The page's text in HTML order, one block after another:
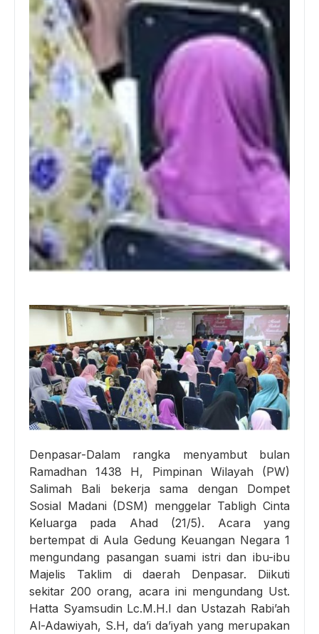
Denpasar-Dalam rangka menyambut bulan
Ramadhan 1438 H, Pimpinan Wilayah (PW)
Salimah Bali bekerja sama dengan Dompet
Sosial Madani (DSM) menggelar Tabligh Cinta
Keluarga pada Ahad (21/5). Acara yang
bertempat di Aula Gedung Keuangan Negara 1
mengundang pasangan suami istri dan ibu-ibu
Majelis Taklim di daerah Denpasar. Diikuti
sekitar 200 orang, acara ini mengundang Ust.
Hatta Syamsudin Lc.M.H.I dan Ustazah Rabi’ah
Al-Adawiyah, S.H, da’i da’iyah yang merupakan